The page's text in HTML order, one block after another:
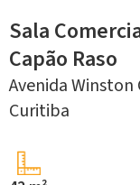
Sala
Capão Raso
Avenida
Curitiba